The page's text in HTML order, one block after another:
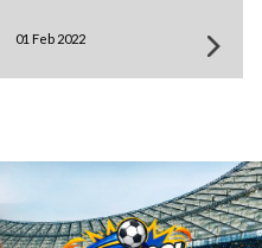
01 Feb 2022